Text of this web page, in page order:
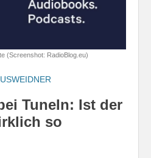
(Screenshot: RadioBlog.eu)
TuneIn: Ist der
so